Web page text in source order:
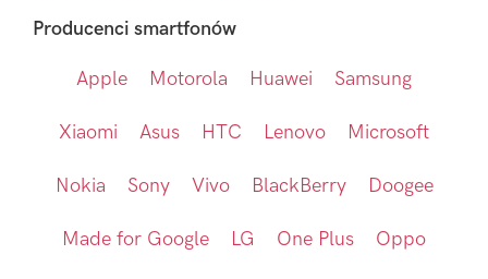
Producenci smartfonów
Apple Motorola Huawei Samsung
Xiaomi Asus HTC Lenovo Microsoft
Nokia Sony Vivo BlackBerry Doogee
Made for Google LG One Plus Oppo